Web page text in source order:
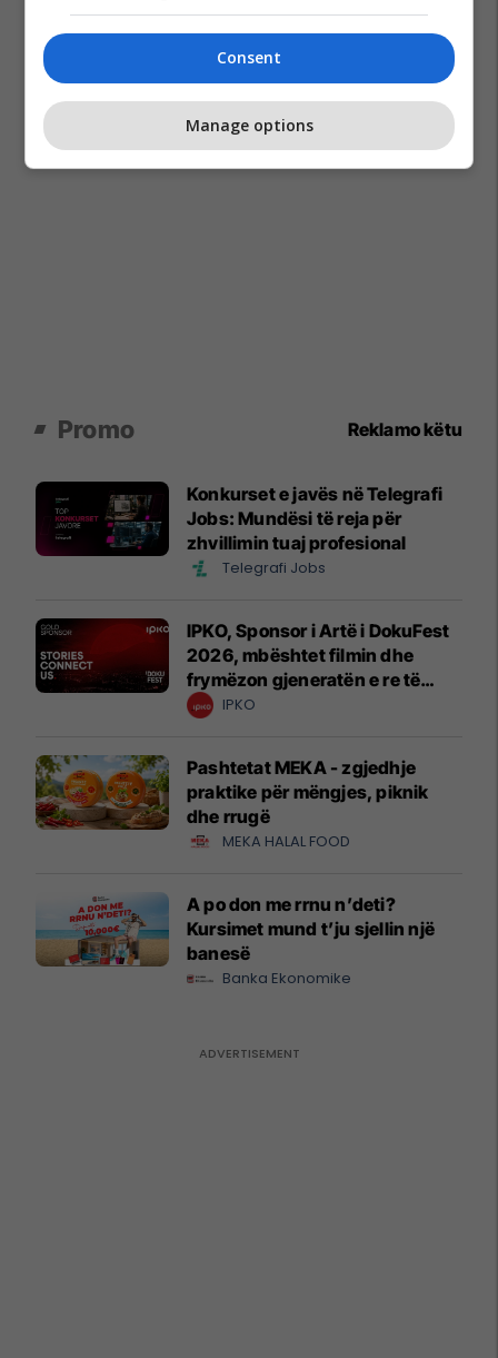
Promo Reklamo këtu
Konkurset e javës në Telegrafi
Jobs: Mundësi të reja për
zhvillimin tuaj profesional
Telegrafi Jobs
IPKO, Sponsor i Artë i DokuFest
2026, mbështet filmin dhe
frymëzon gjeneratën e re të
krijuesve
IPKO
Pashtetat MEKA - zgjedhje
praktike për mëngjes, piknik
dhe rrugë
MEKA HALAL FOOD
A po don me rrnu n’deti?
Kursimet mund t’ju sjellin një
banesë
Banka Ekonomike
Consent
Manage options